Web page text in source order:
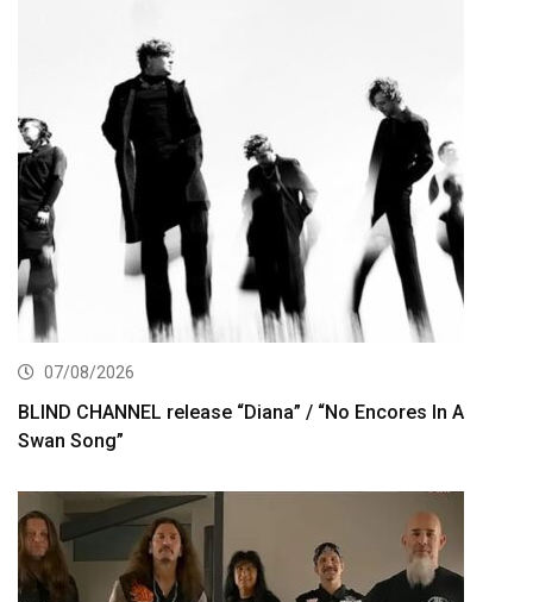
07/08/2026
BLIND CHANNEL release “Diana” / “No Encores In A
Swan Song”